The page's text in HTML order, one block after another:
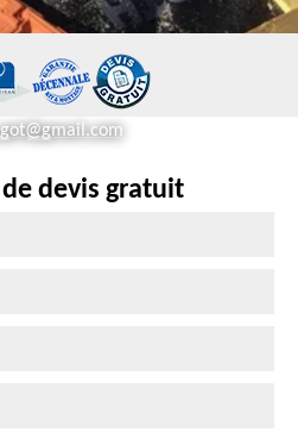
devis gratuit